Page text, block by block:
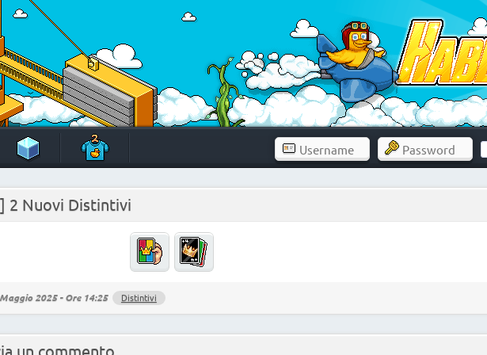
2 Nuovi Distintivi
2025 - Ore 14:25 Distintivi
un commento